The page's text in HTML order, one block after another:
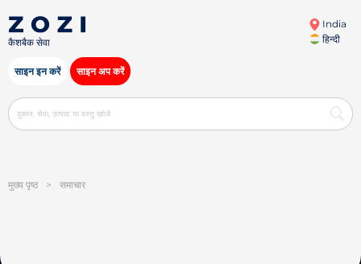
कैशबैक सेवा
India
हिन्दी
साइन इन करें साइन अप करें
मुख्य पृष्ठ > समाचार